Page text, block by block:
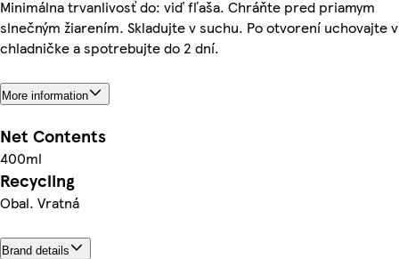
Minimálna trvanlivosť do: viď fľaša. Chráňte pred priamym
slnečným žiarením. Skladujte v suchu. Po otvorení uchovajte v
chladničke a spotrebujte do 2 dní.
More information
Net Contents
400ml
Recycling
Obal. Vratná
Brand details